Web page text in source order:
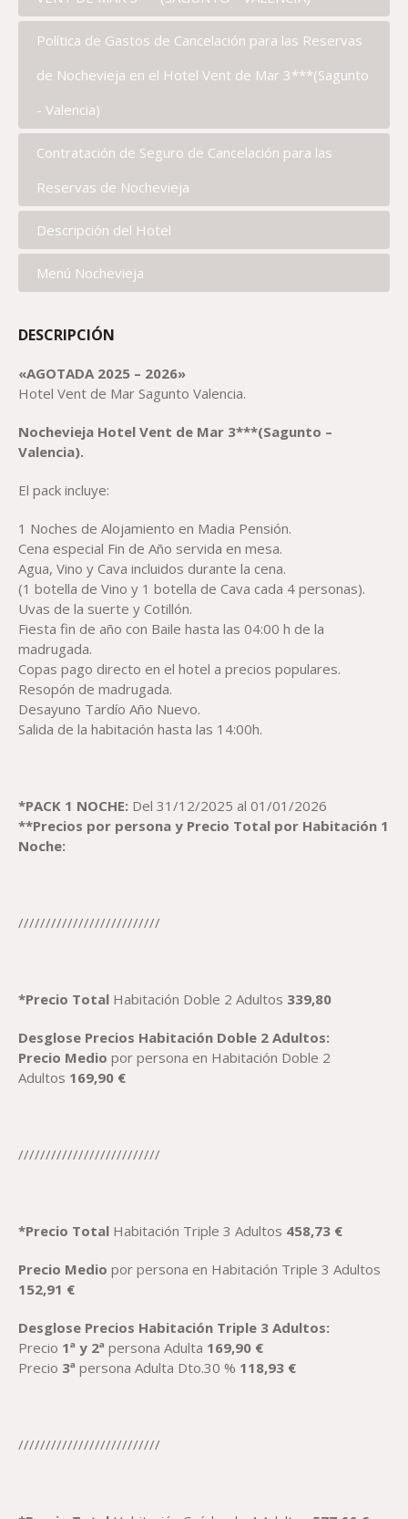
Política de Gastos de Cancelación para las Reservas
de Nochevieja en el Hotel Vent de Mar 3***(Sagunto
- Valencia)
Contratación de Seguro de Cancelación para las
Reservas de Nochevieja
Descripción del Hotel
Menú Nochevieja
DESCRIPCIÓN
«AGOTADA 2025 – 2026»
Hotel Vent de Mar Sagunto Valencia.
Nochevieja Hotel Vent de Mar 3***(Sagunto –
Valencia).
El pack incluye:
1 Noches de Alojamiento en Madia Pensión.
Cena especial Fin de Año servida en mesa.
Agua, Vino y Cava incluidos durante la cena.
(1 botella de Vino y 1 botella de Cava cada 4 personas).
Uvas de la suerte y Cotillón.
Fiesta fin de año con Baile hasta las 04:00 h de la
madrugada.
Copas pago directo en el hotel a precios populares.
Resopón de madrugada.
Desayuno Tardío Año Nuevo.
Salida de la habitación hasta las 14:00h.
*PACK 1 NOCHE: Del 31/12/2025 al 01/01/2026
**Precios por persona y Precio Total por Habitación 1
Noche:
//////////////////////////
*Precio Total Habitación Doble 2 Adultos 339,80
Desglose Precios Habitación Doble 2 Adultos:
Precio Medio por persona en Habitación Doble 2
Adultos 169,90 €
//////////////////////////
*Precio Total Habitación Triple 3 Adultos 458,73 €
Precio Medio por persona en Habitación Triple 3 Adultos
152,91 €
Desglose Precios Habitación Triple 3 Adultos:
Precio 1ª y 2ª persona Adulta 169,90 €
Precio 3ª persona Adulta Dto.30 % 118,93 €
//////////////////////////